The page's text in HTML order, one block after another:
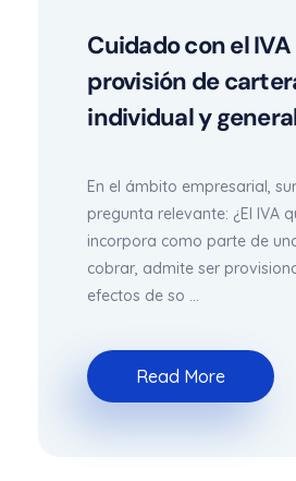
Cuidado con el IVA
provisión de
individual y
En el ámbito empresarial,
pregunta relevante: ¿El IVA
incorpora como parte de
cobrar, admite ser
efectos de so ...
Read More